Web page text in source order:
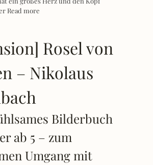
Read more
Rosel von
– Nikolaus
Bilderbuch
ab 5 – zum
Umgang mit